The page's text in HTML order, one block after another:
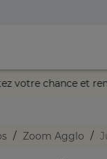
tentez votre
Zoom Agglo